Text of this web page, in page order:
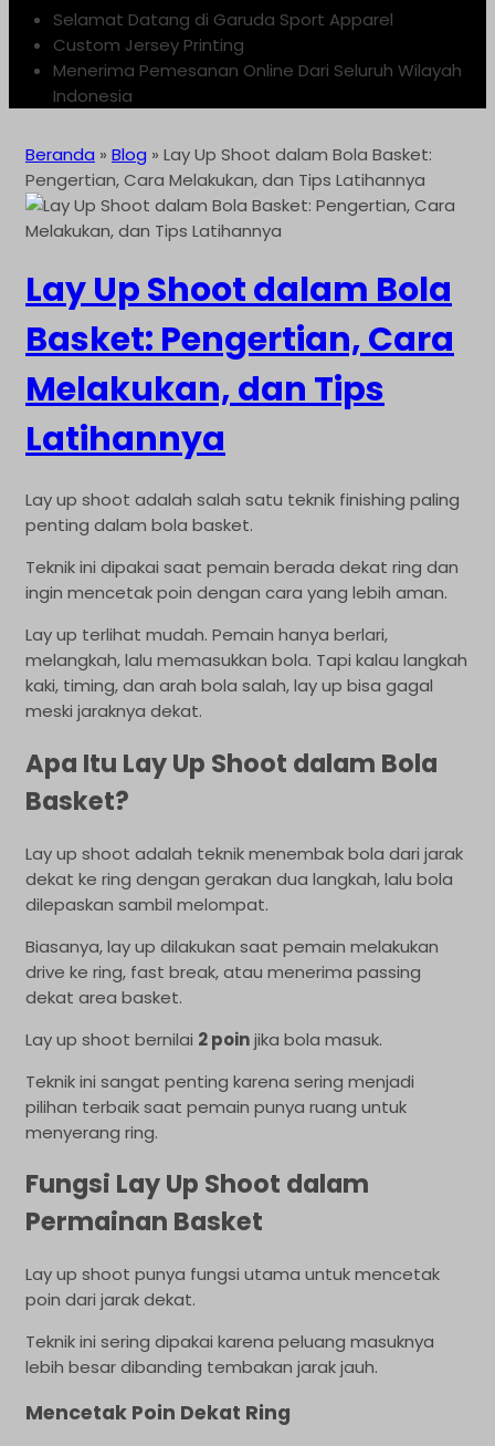
Selamat Datang di Garuda Sport Apparel
Custom Jersey Printing
Menerima Pemesanan Online Dari Seluruh Wilayah
Indonesia
Beranda » Blog » Lay Up Shoot dalam Bola Basket:
Pengertian, Cara Melakukan, dan Tips Latihannya
Lay Up Shoot dalam Bola
Basket: Pengertian, Cara
Melakukan, dan Tips
Latihannya
Lay up shoot adalah salah satu teknik finishing paling
penting dalam bola basket.
Teknik ini dipakai saat pemain berada dekat ring dan
ingin mencetak poin dengan cara yang lebih aman.
Lay up terlihat mudah. Pemain hanya berlari,
melangkah, lalu memasukkan bola. Tapi kalau langkah
kaki, timing, dan arah bola salah, lay up bisa gagal
meski jaraknya dekat.
Apa Itu Lay Up Shoot dalam Bola
Basket?
Lay up shoot adalah teknik menembak bola dari jarak
dekat ke ring dengan gerakan dua langkah, lalu bola
dilepaskan sambil melompat.
Biasanya, lay up dilakukan saat pemain melakukan
drive ke ring, fast break, atau menerima passing
dekat area basket.
Lay up shoot bernilai 2 poinjika bola masuk.
Teknik ini sangat penting karena sering menjadi
pilihan terbaik saat pemain punya ruang untuk
menyerang ring.
Fungsi Lay Up Shoot dalam
Permainan Basket
Lay up shoot punya fungsi utama untuk mencetak
poin dari jarak dekat.
Teknik ini sering dipakai karena peluang masuknya
lebih besar dibanding tembakan jarak jauh.
Mencetak Poin Dekat Ring